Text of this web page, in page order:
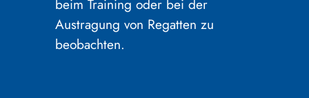
beim Training oder bei der
Austragung von Regatten zu
beobachten.